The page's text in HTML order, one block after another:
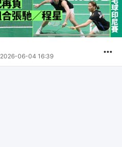
2026-06-04 16:39